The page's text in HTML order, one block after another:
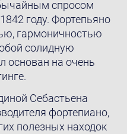
спросом
году. Фортепьяно
гармоничностью
солидную
основан на очень
Себастьена
фортепиано,
полезных находок